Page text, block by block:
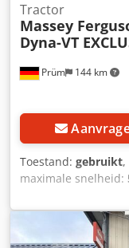
Prüm 144 km
Tractor
Massey
Dyna-VT
Toestand: gebruikt,
maximale snelheid:
710/70 R42, aantal
banden (a):710/70